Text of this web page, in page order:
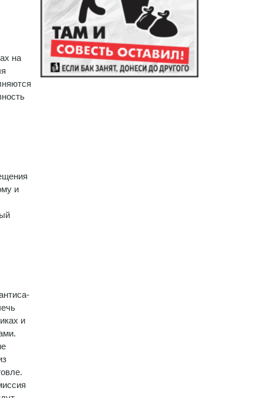
на
и
и